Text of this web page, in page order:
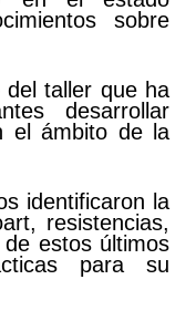
sobre
taller que ha
desarrollar
el ámbito de la
identificaron la
resistencias,
estos últimos
para su